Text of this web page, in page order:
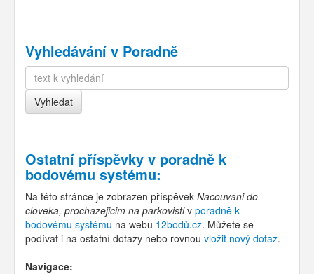
Vyhledávání v Poradně
Ostatní příspěvky v poradně k
bodovému systému:
Na této stránce je zobrazen příspěvek Nacouvani do
cloveka, prochazejicim na parkovistiv poradně k
bodovému systému na webu 12bodů.cz. Můžete se
podívat i na ostatní dotazy nebo rovnou vložit nový dotaz.
Navigace: